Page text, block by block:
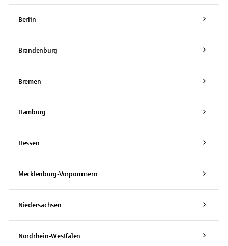
Berlin
Brandenburg
Bremen
Hamburg
Hessen
Mecklenburg-Vorpommern
Niedersachsen
Nordrhein-Westfalen